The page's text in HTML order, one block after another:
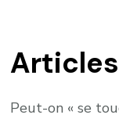
Peut-on « se